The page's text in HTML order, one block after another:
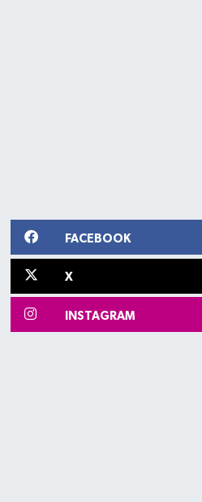
FACEBOOK
X
INSTAGRAM